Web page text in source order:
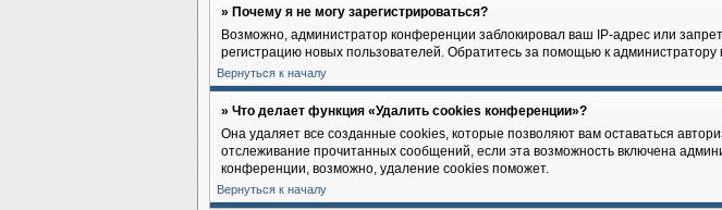
» Почему я не могу зарегистрироваться?
Возможно, администратор конференции заблокировал ваш IP-адрес или
регистрацию новых пользователей. Обратитесь за помощью к
Вернуться к началу
» Что делает функция «Удалить cookies конференции»?
Она удаляет все созданные cookies, которые позволяют вам оставаться
отслеживание прочитанных сообщений, если эта возможность включена
конференции, возможно, удаление cookies поможет.
Вернуться к началу